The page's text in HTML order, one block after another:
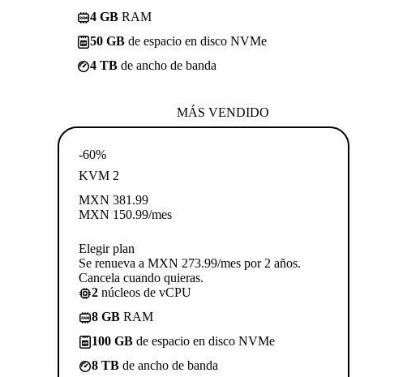
4 GB RAM
50 GB de espacio en disco NVMe
4 TB de ancho de banda
MÁS VENDIDO
-60%
KVM 2
MXN 381.99
MXN 150.99/mes
Elegir plan
Se renueva a MXN 273.99/mes por 2 años.
Cancela cuando quieras.
2 núcleos de vCPU
8 GB RAM
100 GB de espacio en disco NVMe
8 TB de ancho de banda